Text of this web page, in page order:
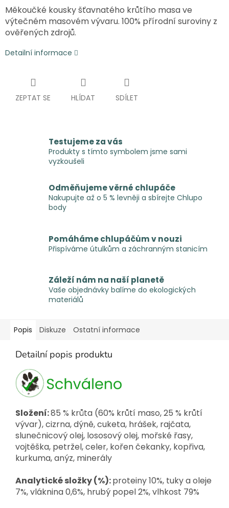
Měkoučké kousky šťavnatého krůtího masa ve
výtečném masovém vývaru. 100% přírodní suroviny z
ověřených zdrojů.
Detailní informace
ZEPTAT SE HLÍDAT SDÍLET
Testujeme za vás
Produkty s tímto symbolem jsme sami
vyzkoušeli
Odměňujeme věrné chlupáče
Nakupujte až o 5 % levněji a sbírejte Chlupo
body
Pomáháme chlupáčům v nouzi
Přispíváme útulkům a záchranným stanicím
Záleží nám na naší planetě
Vaše objednávky balíme do ekologických
materiálů
Popis Diskuze Ostatní informace
Detailní popis produktu
Složení:85 % krůta (60% krůtí maso, 25 % krůtí
vývar), cizrna, dýně, cuketa, hrášek, rajčata,
slunečnicový olej, lososový olej, mořské řasy,
vojtěška, petržel, celer, kořen čekanky, kopřiva,
kurkuma, anýz, minerály
Analytické složky (%):proteiny 10%, tuky a oleje
7%, vláknina 0,6%, hrubý popel 2%, vlhkost 79%